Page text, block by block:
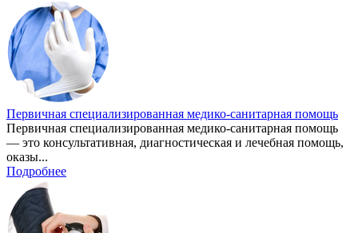
Первичная специализированная медико-санитарная помощь
Первичная специализированная медико-санитарная помощь
— это консультативная, диагностическая и лечебная помощь,
оказы...
Подробнее